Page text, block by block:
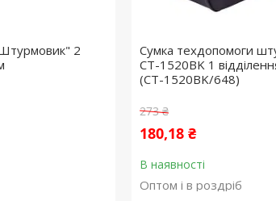
2
Сумка техдопомоги
СТ-1520BK 1
(СТ-1520BK/648)
273 ₴
180,18 ₴
В наявності
Оптом і в роздріб